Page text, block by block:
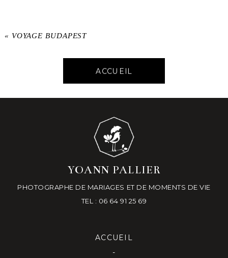
« VOYAGE BUDAPEST
ACCUEIL
YOANN PALLIER
PHOTOGRAPHE DE MARIAGES ET DE MOMENTS DE VIE
TEL : 06 64 91 25 69
ACCUEIL
-